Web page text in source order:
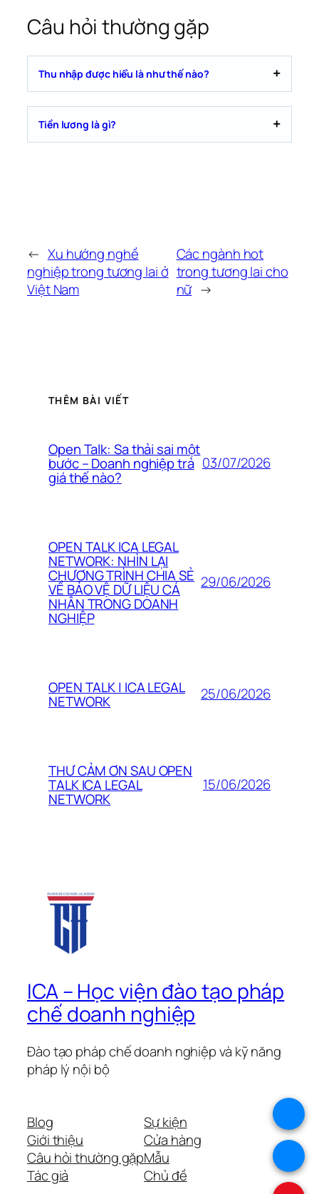
Câu hỏi thường gặp
Thu nhập được hiểu là như thế nào?
Tiền lương là gì?
← Xu hướng nghề
nghiệp trong tương lai ở
Việt Nam
Các ngành hot
trong tương lai cho
nữ →
THÊM BÀI VIẾT
Open Talk: Sa thải sai một
bước – Doanh nghiệp trả
giá thế nào?
03/07/2026
OPEN TALK ICA LEGAL
NETWORK: NHÌN LẠI
CHƯƠNG TRÌNH CHIA SẺ
VỀ BẢO VỆ DỮ LIỆU CÁ
NHÂN TRONG DOANH
NGHIỆP
29/06/2026
OPEN TALK | ICA LEGAL
NETWORK 25/06/2026
THƯ CẢM ƠN SAU OPEN
TALK ICA LEGAL
NETWORK
15/06/2026
ICA – Học viện đào tạo pháp
chế doanh nghiệp
Đào tạo pháp chế doanh nghiệp và kỹ năng
pháp lý nội bộ
Blog
Giới thiệu
Câu hỏi thường gặp
Tác giả
Sự kiện
Cửa hàng
Mẫu
Chủ đề